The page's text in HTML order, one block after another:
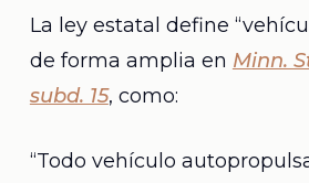
La ley estatal define
de forma amplia en Minn.
subd. 15, como:
“Todo vehículo